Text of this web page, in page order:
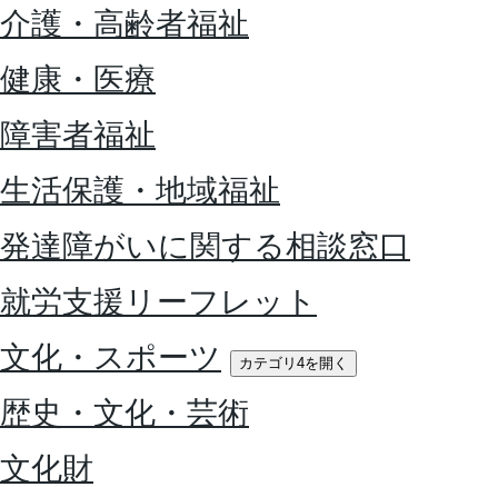
介護・高齢者福祉
健康・医療
障害者福祉
生活保護・地域福祉
発達障がいに関する相談窓口
就労支援リーフレット
文化・スポーツ
カテゴリ4を開く
歴史・文化・芸術
文化財